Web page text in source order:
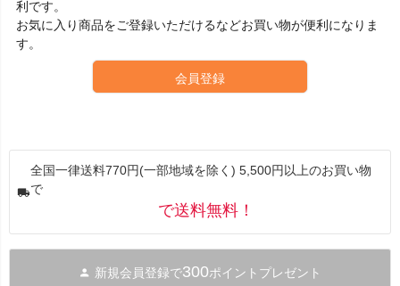
利です。
お気に入り商品をご登録いただけるなどお買い物が便利になりま
す。
会員登録
全国一律送料770円(一部地域を除く) 5,500円以上のお買い物
で
で送料無料！
新規会員登録で300ポイントプレゼント